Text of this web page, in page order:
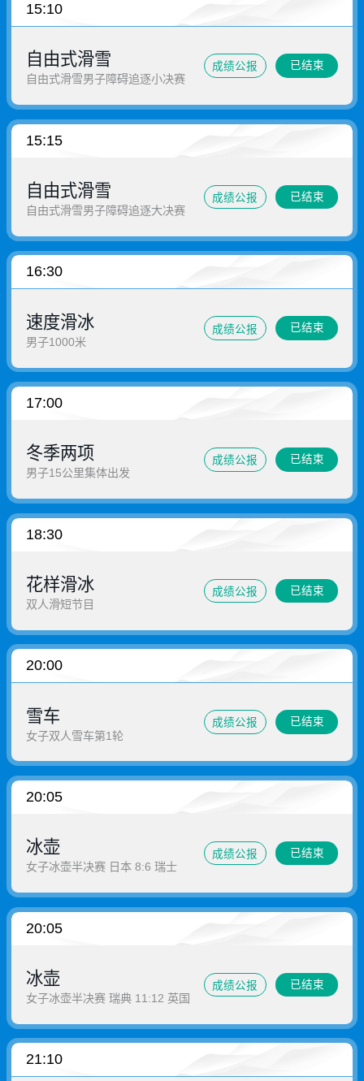
15:10
自由式滑雪
自由式滑雪男子障碍追逐小决赛
成绩公报 已结束
15:15
自由式滑雪
自由式滑雪男子障碍追逐大决赛
成绩公报 已结束
16:30
速度滑冰
男子1000米
成绩公报 已结束
17:00
冬季两项
男子15公里集体出发
成绩公报 已结束
18:30
花样滑冰
双人滑短节目
成绩公报 已结束
20:00
雪车
女子双人雪车第1轮
成绩公报 已结束
20:05
冰壶
女子冰壶半决赛 日本 8:6 瑞士
成绩公报 已结束
20:05
冰壶
女子冰壶半决赛 瑞典 11:12 英国
成绩公报 已结束
21:10